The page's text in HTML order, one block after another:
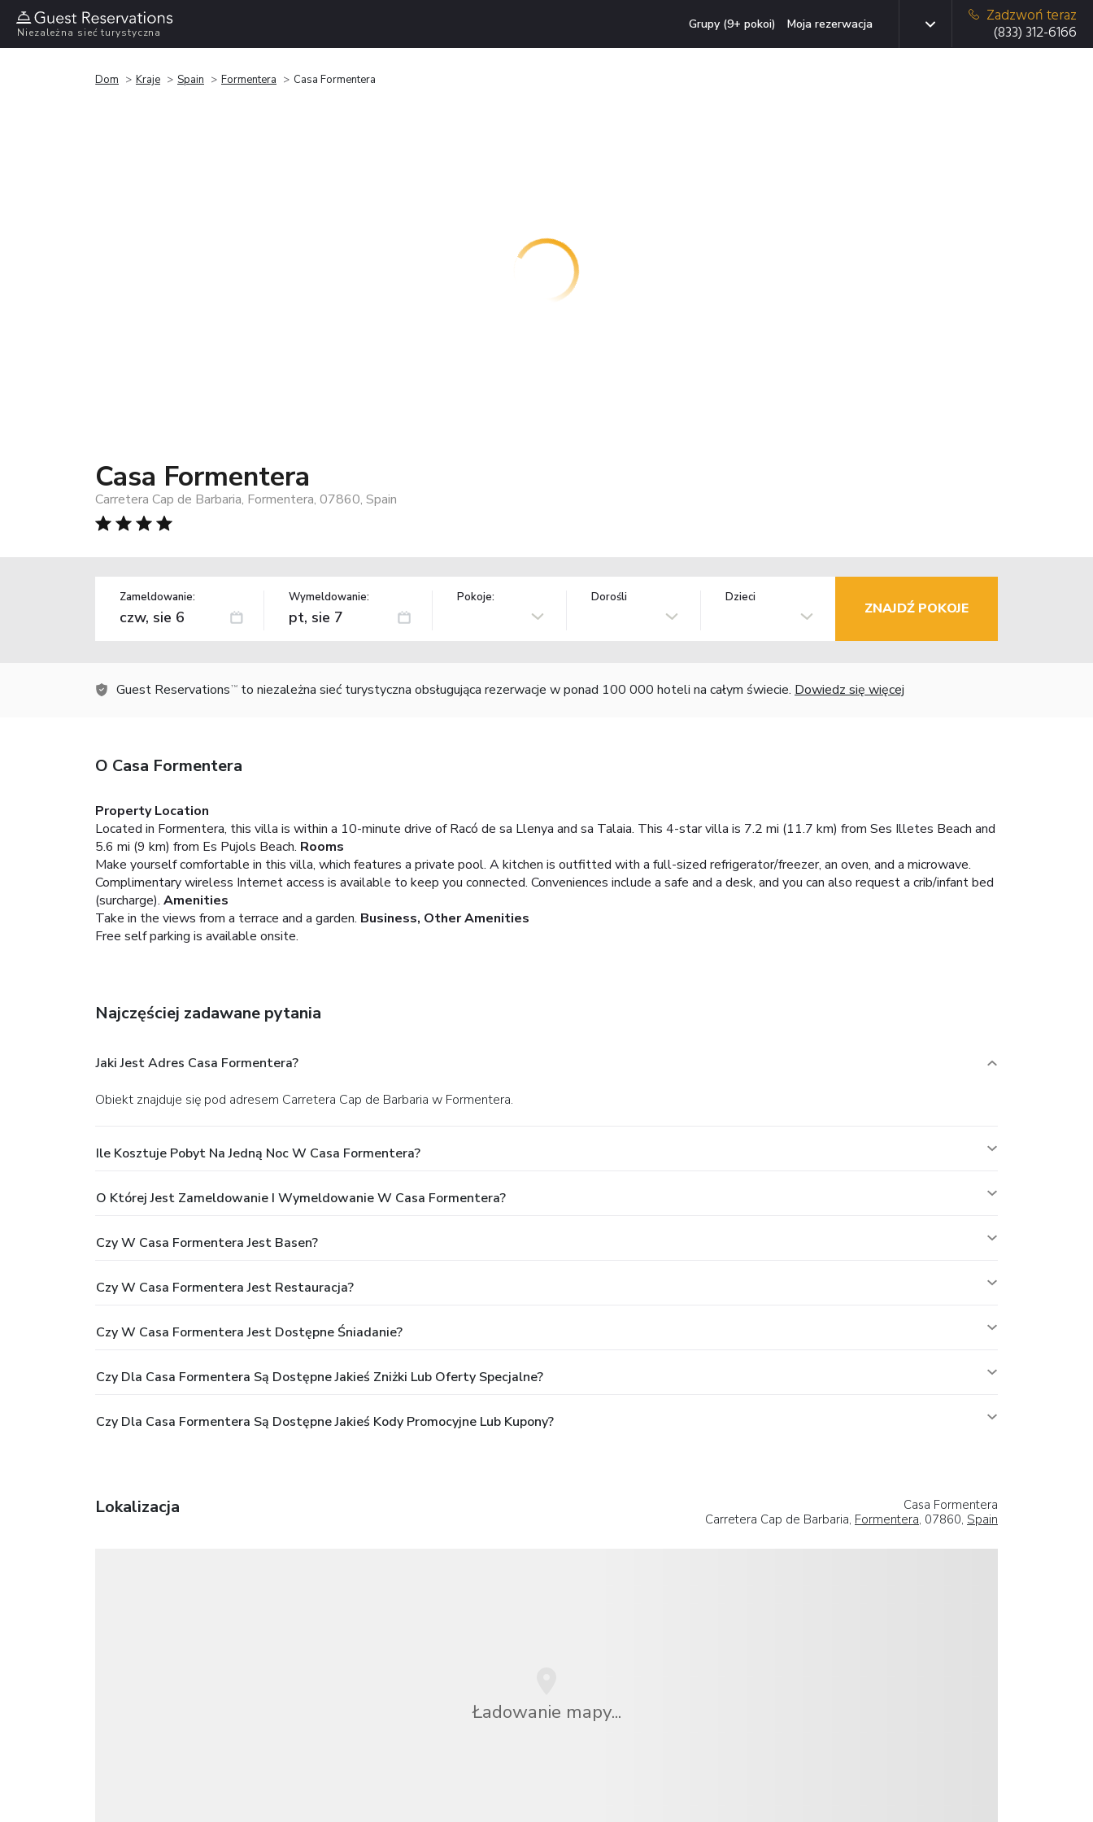
Niezależna sieć turystyczna
Grupy (9+ pokoi) Moja rezerwacja
Zadzwoń teraz
(833) 312-6166
Dom Kraje Spain Formentera Casa Formentera
Casa Formentera
Carretera Cap de Barbaria, Formentera, 07860, Spain
Zameldowanie: Wymeldowanie: Pokoje: Dorośli Dzieci
ZNAJDŹ POKOJE
Guest Reservations TM to niezależna sieć turystyczna obsługująca rezerwacje w ponad 100 000 hoteli na całym świecie. Dowiedz się więcej
O Casa Formentera
Property Location
Located in Formentera, this villa is within a 10-minute drive of Racó de sa Llenya and sa Talaia. This 4-star villa is 7.2 mi (11.7 km) from Ses Illetes Beach and
5.6 mi (9 km) from Es Pujols Beach. Rooms
Make yourself comfortable in this villa, which features a private pool. A kitchen is outfitted with a full-sized refrigerator/freezer, an oven, and a microwave.
Complimentary wireless Internet access is available to keep you connected. Conveniences include a safe and a desk, and you can also request a crib/infant bed
(surcharge). Amenities
Take in the views from a terrace and a garden. Business, Other Amenities
Free self parking is available onsite.
Najczęściej zadawane pytania
Jaki Jest Adres Casa Formentera?
Obiekt znajduje się pod adresem Carretera Cap de Barbaria w Formentera.
Ile Kosztuje Pobyt Na Jedną Noc W Casa Formentera?
O Której Jest Zameldowanie I Wymeldowanie W Casa Formentera?
Czy W Casa Formentera Jest Basen?
Czy W Casa Formentera Jest Restauracja?
Czy W Casa Formentera Jest Dostępne Śniadanie?
Czy Dla Casa Formentera Są Dostępne Jakieś Zniżki Lub Oferty Specjalne?
Czy Dla Casa Formentera Są Dostępne Jakieś Kody Promocyjne Lub Kupony?
Lokalizacja
Casa Formentera
Carretera Cap de Barbaria, Formentera, 07860, Spain
Ładowanie mapy...